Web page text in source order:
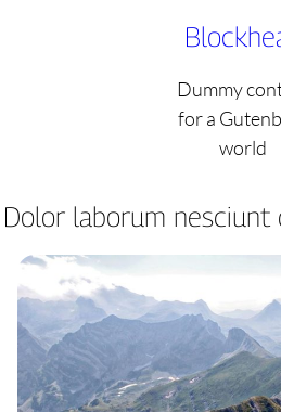
Dummy
for a
world
Dolor laborum